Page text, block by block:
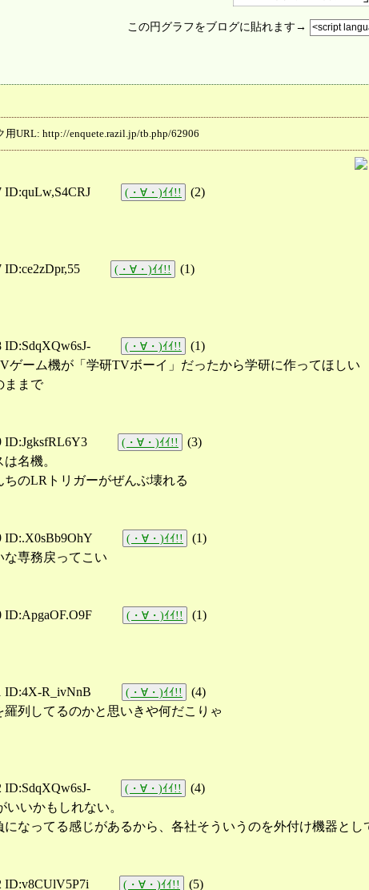
この円グラフをブログに貼れます→
URL: http://enquete.razil.jp/tb.php/62906
ID:quLw,S4CRJ (・∀・)ｲｲ!! (2)
ID:ce2zDpr,55 (・∀・)ｲｲ!! (1)
ID:SdqXQw6sJ- (・∀・)ｲｲ!! (1)
ゲーム機が「学研TVボーイ」だったから学研に作ってほしい
ままで
ID:JgksfRL6Y3 (・∀・)ｲｲ!! (3)
名機。
のLRトリガーがぜんぶ壊れる
ID:.X0sBb9OhY (・∀・)ｲｲ!! (1)
な専務戻ってこい
ID:ApgaOF.O9F (・∀・)ｲｲ!! (1)
ID:4X-R_ivNnB (・∀・)ｲｲ!! (4)
列してるのかと思いきや何だこりゃ
ID:SdqXQw6sJ- (・∀・)ｲｲ!! (4)
いかもしれない。
なってる感じがあるから、各社そういうのを外付け機器とし
ID:v8CUlV5P7i (・∀・)ｲｲ!! (5)